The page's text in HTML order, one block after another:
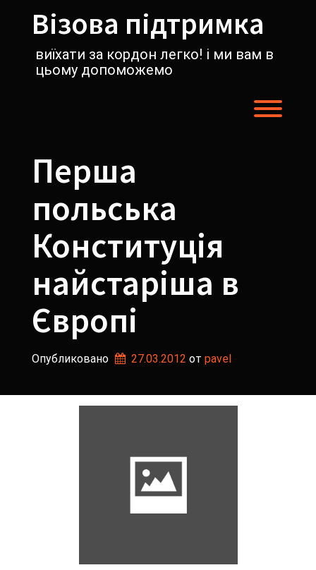
содержимомуВізова підтримка
виїхати за кордон легко! і ми вам в
цьому допоможемо
Перша
польська
Конституція
найстаріша в
Європі
Опубликовано 27.03.2012 от pavel